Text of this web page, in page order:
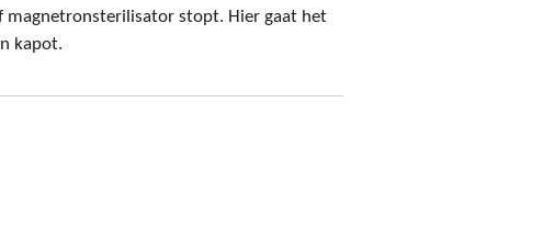
magnetronsterilisator stopt. Hier gaat het
kapot.